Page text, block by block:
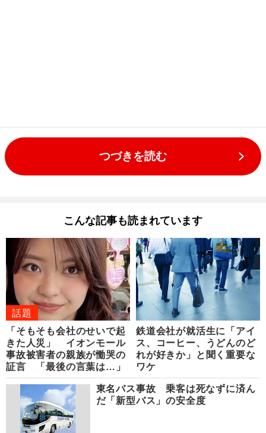
つづきを読む
こんな記事も読まれています
話題
「そもそも会社のせいで起
きた人災」 イオンモール
事故被害者の親族が慟哭の
証言 「最後の言葉は…」
鉄道会社が就活生に「アイ
ス、コーヒー、うどんのど
れが好きか」と聞く重要な
ワケ
東名バス事故 乗客は死なずに済ん
だ「新型バス」の安全度